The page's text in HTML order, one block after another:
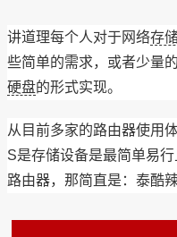
讲道理每个人对于网络存
些简单的需求，或者少量
硬盘的形式实现。
从目前多家的路由器使用
S是存储设备是最简单易
路由器，那简直是：泰酷辣